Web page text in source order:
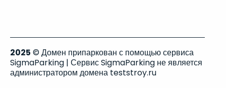
2025 © Домен припаркован с помощью сервиса
SigmaParking | Сервис SigmaParking не является
администратором домена teststroy.ru